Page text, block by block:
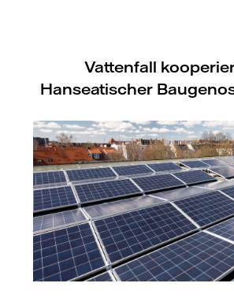
Vattenfall
Hanseatischer